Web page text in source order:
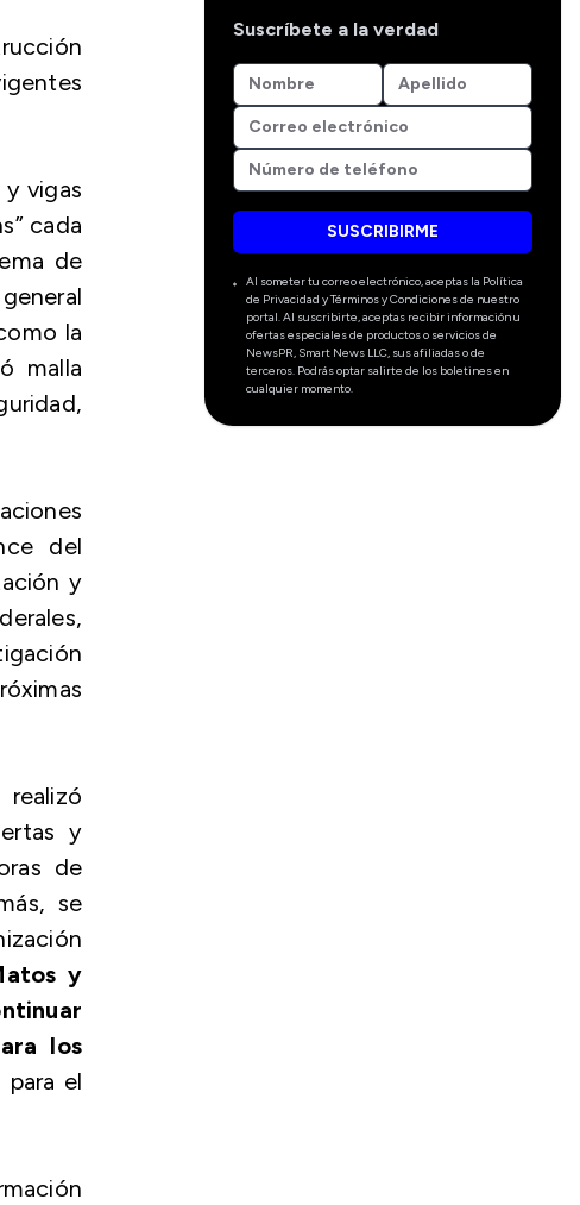
vigas
” cada
de
la
malla
del
y
y
de
se
y
los
el
Suscríbete a la verdad
SUSCRIBIRME
Al someter tu correo electrónico, aceptas la Política
de Privacidad y Términos y Condiciones de nuestro
portal. Al suscribirte, aceptas recibir información u
ofertas especiales de productos o servicios de
NewsPR, Smart News LLC, sus afiliadas o de
terceros. Podrás optar salirte de los boletines en
cualquier momento.